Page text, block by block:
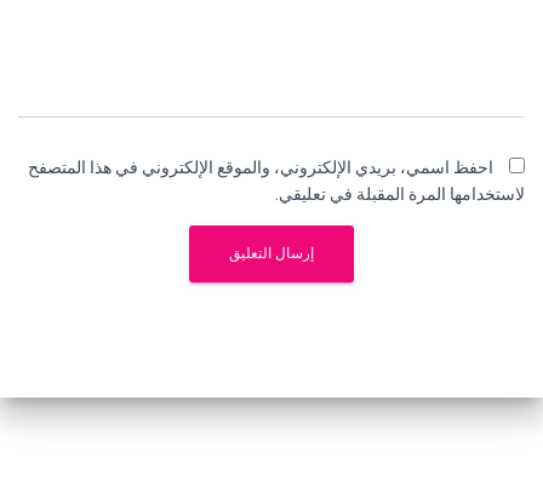
احفظ اسمي، بريدي الإلكتروني، والموقع الإلكتروني في هذا المتصفح
لاستخدامها المرة المقبلة في تعليقي.